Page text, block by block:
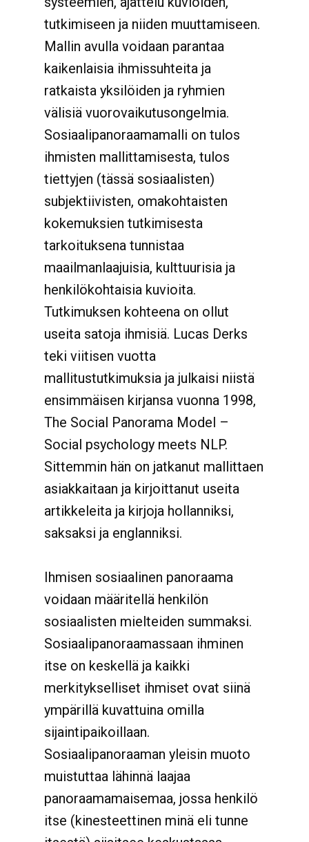
tutkimiseen ja niiden muuttamiseen.
Mallin avulla voidaan parantaa
kaikenlaisia ihmissuhteita ja
ratkaista yksilöiden ja ryhmien
välisiä vuorovaikutusongelmia.
Sosiaalipanoraamamalli on tulos
ihmisten mallittamisesta, tulos
tiettyjen (tässä sosiaalisten)
subjektiivisten, omakohtaisten
kokemuksien tutkimisesta
tarkoituksena tunnistaa
maailmanlaajuisia, kulttuurisia ja
henkilökohtaisia kuvioita.
Tutkimuksen kohteena on ollut
useita satoja ihmisiä. Lucas Derks
teki viitisen vuotta
mallitustutkimuksia ja julkaisi niistä
ensimmäisen kirjansa vuonna 1998,
The Social Panorama Model –
Social psychology meets NLP.
Sittemmin hän on jatkanut mallittaen
asiakkaitaan ja kirjoittanut useita
artikkeleita ja kirjoja hollanniksi,
saksaksi ja englanniksi.
Ihmisen sosiaalinen panoraama
voidaan määritellä henkilön
sosiaalisten mielteiden summaksi.
Sosiaalipanoraamassaan ihminen
itse on keskellä ja kaikki
merkitykselliset ihmiset ovat siinä
ympärillä kuvattuina omilla
sijaintipaikoillaan.
Sosiaalipanoraaman yleisin muoto
muistuttaa lähinnä laajaa
panoraamamaisemaa, jossa henkilö
itse (kinesteettinen minä eli tunne